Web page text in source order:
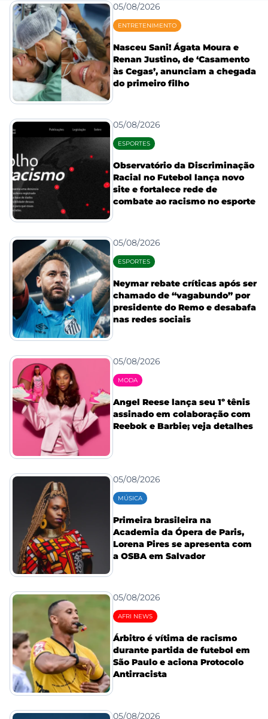
05/08/2026
ENTRETENIMENTO
Nasceu Sani! Ágata Moura e
Renan Justino, de ‘Casamento
às Cegas’, anunciam a chegada
do primeiro filho
05/08/2026
ESPORTES
Observatório da Discriminação
Racial no Futebol lança novo
site e fortalece rede de
combate ao racismo no esporte
05/08/2026
ESPORTES
Neymar rebate críticas após ser
chamado de “vagabundo” por
presidente do Remo e desabafa
nas redes sociais
05/08/2026
MODA
Angel Reese lança seu 1º tênis
assinado em colaboração com
Reebok e Barbie; veja detalhes
05/08/2026
MÚSICA
Primeira brasileira na
Academia da Ópera de Paris,
Lorena Pires se apresenta com
a OSBA em Salvador
05/08/2026
AFRI NEWS
Árbitro é vítima de racismo
durante partida de futebol em
São Paulo e aciona Protocolo
Antirracista
05/08/2026